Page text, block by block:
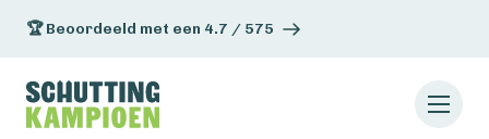
🏆 Beoordeeld met een 4.7 / 575